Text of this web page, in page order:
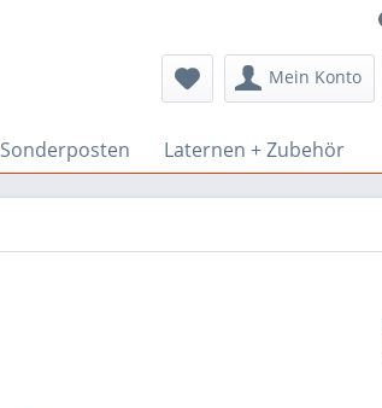
Mein Konto
Sonderposten Laternen + Zubehör